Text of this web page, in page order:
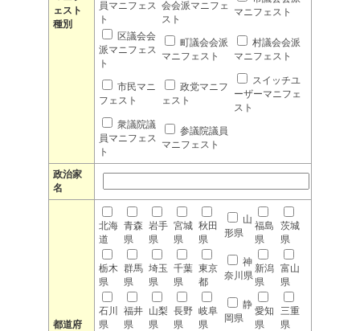
ェスト
種別
員マニフェス
ト
会会派マニフェ
スト
マニフェスト
区議会会
派マニフェス
ト
町議会会派
マニフェスト
村議会会派
マニフェスト
市民マニ
フェスト
政党マニフ
ェスト
スイッチユ
ーザーマニフェ
スト
衆議院議
員マニフェス
ト
参議院議員
マニフェスト
政治家
名
都道府
北海
道
青森
県
岩手
県
宮城
県
秋田
県
山
形県
福島
県
茨城
県
栃木
県
群馬
県
埼玉
県
千葉
県
東京
都
神
奈川県
新潟
県
富山
県
石川
県
福井
県
山梨
県
長野
県
岐阜
県
静
岡県
愛知
県
三重
県